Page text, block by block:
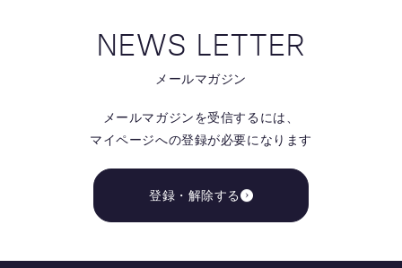
NEWS LETTER
メールマガジン
メールマガジンを受信するには、
マイページへの登録が必要になります
登録・解除する